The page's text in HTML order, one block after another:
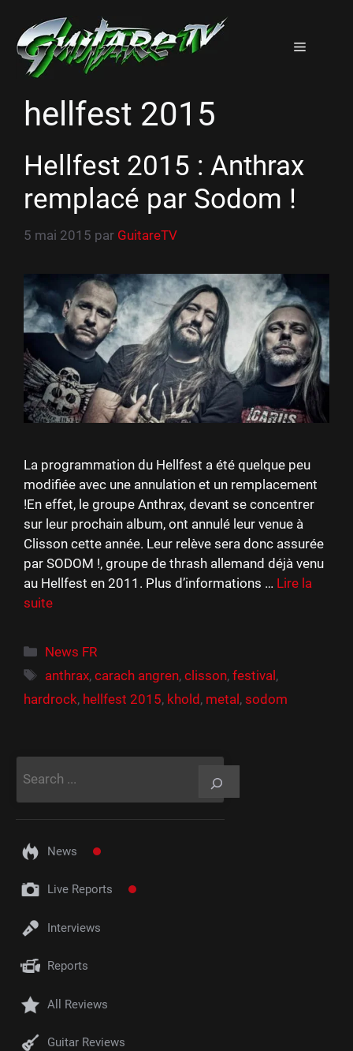
contenu
Menu
hellfest 2015
Hellfest 2015 : Anthrax
remplacé par Sodom !
5 mai 2015 par GuitareTV
La programmation du Hellfest a été quelque peu
modifiée avec une annulation et un remplacement
!En effet, le groupe Anthrax, devant se concentrer
sur leur prochain album, ont annulé leur venue à
Clisson cette année. Leur relève sera donc assurée
par SODOM !, groupe de thrash allemand déjà venu
au Hellfest en 2011. Plus d’informations … Lire la
suite
Catégories
News FR
Étiquettes
anthrax,carach angren,clisson,festival,
hardrock, hellfest 2015, khold, metal, sodom
News
Live Reports
Interviews
Reports
All Reviews
Guitar Reviews